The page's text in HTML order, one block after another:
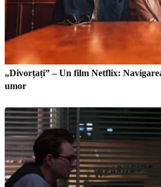
„Divorțați” – Un film Netflix:
umor